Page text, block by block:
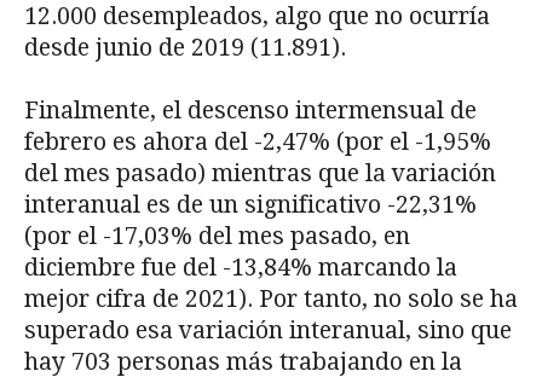
12.000 desempleados, algo que no ocurría
desde junio de 2019 (11.891).
Finalmente, el descenso intermensual de
febrero es ahora del -2,47% (por el -1,95%
del mes pasado) mientras que la variación
interanual es de un significativo -22,31%
(por el -17,03% del mes pasado, en
diciembre fue del -13,84% marcando la
mejor cifra de 2021). Por tanto, no solo se ha
superado esa variación interanual, sino que
hay 703 personas más trabajando en la